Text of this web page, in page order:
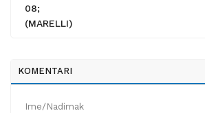
08;
(MARELLI)
KOMENTARI
Ime/Nadimak